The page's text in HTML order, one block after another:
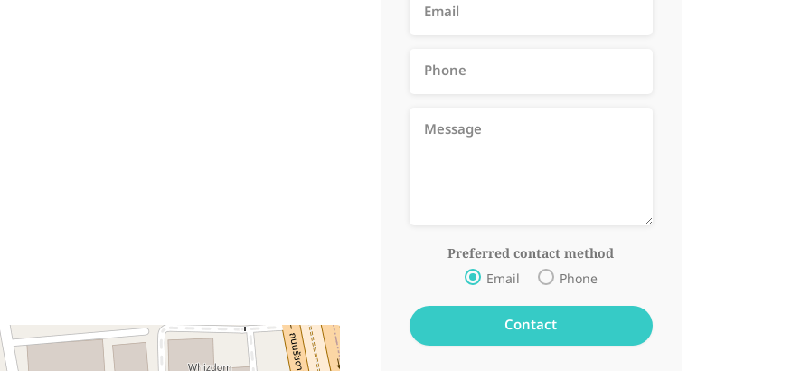
Preferred contact method
Email Phone